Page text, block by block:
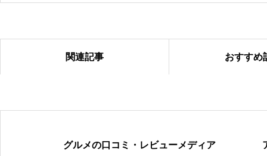
関連記事 おすすめ
グルメの口コミ・レビューメディア